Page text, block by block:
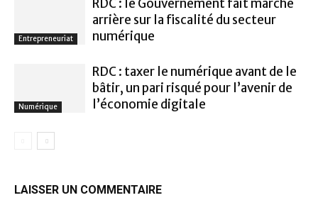
Entrepreneuriat
RDC : le Gouvernement fait marche
arrière sur la fiscalité du secteur
numérique
Numérique
RDC : taxer le numérique avant de le
bâtir, un pari risqué pour l’avenir de
l’économie digitale
LAISSER UN COMMENTAIRE